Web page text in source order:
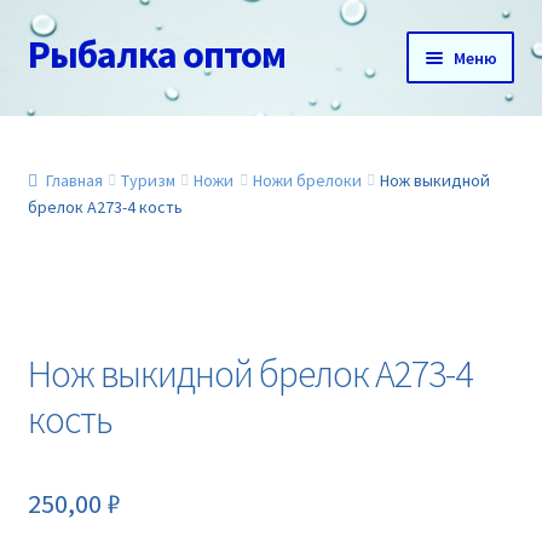
Перейти
к
навигации
Перейти
к
содержимому
Рыбалка оптом Меню
Главная
О нас
Новинки
Прайс
Контакты
Главная Туризм Ножи Ножи брелоки
Нож выкидной
брелок A273-4 кость
Нож выкидной брелок A273-4
кость
250,00 ₽